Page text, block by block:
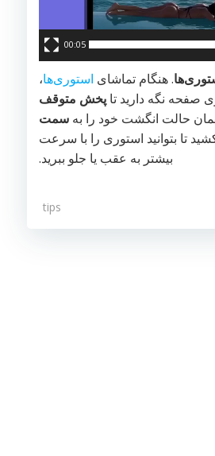
00:05
. هنگام تماشای استوری‌ها،
نگه دارید تا پخش متوقف
حالت انگشت خود را به سمت
تا بتوانید استوری را با سرعت
بیشتر به عقب یا جلو ببرید.
tips